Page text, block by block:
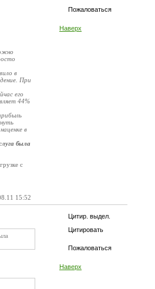
Пожаловаться
Наверх
в
При
его
44%
в
была
с
15:52
Цитир. выдел.
Цитировать
Пожаловаться
Наверх